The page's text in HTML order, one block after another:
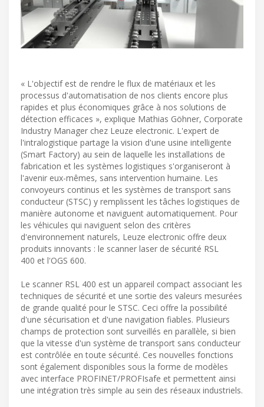
« L'objectif est de rendre le flux de matériaux et les
processus d'automatisation de nos clients encore plus
rapides et plus économiques grâce à nos solutions de
détection efficaces », explique Mathias Göhner, Corporate
Industry Manager chez Leuze electronic. L'expert de
l'intralogistique partage la vision d'une usine intelligente
(Smart Factory) au sein de laquelle les installations de
fabrication et les systèmes logistiques s'organiseront à
l'avenir eux-mêmes, sans intervention humaine. Les
convoyeurs continus et les systèmes de transport sans
conducteur (STSC) y remplissent les tâches logistiques de
manière autonome et naviguent automatiquement. Pour
les véhicules qui naviguent selon des critères
d'environnement naturels, Leuze electronic offre deux
produits innovants : le scanner laser de sécurité RSL
400 et l'OGS 600.
Le scanner RSL 400 est un appareil compact associant les
techniques de sécurité et une sortie des valeurs mesurées
de grande qualité pour le STSC. Ceci offre la possibilité
d'une sécurisation et d'une navigation fiables. Plusieurs
champs de protection sont surveillés en parallèle, si bien
que la vitesse d'un système de transport sans conducteur
est contrôlée en toute sécurité. Ces nouvelles fonctions
sont également disponibles sous la forme de modèles
avec interface PROFINET/PROFIsafe et permettent ainsi
une intégration très simple au sein des réseaux industriels.